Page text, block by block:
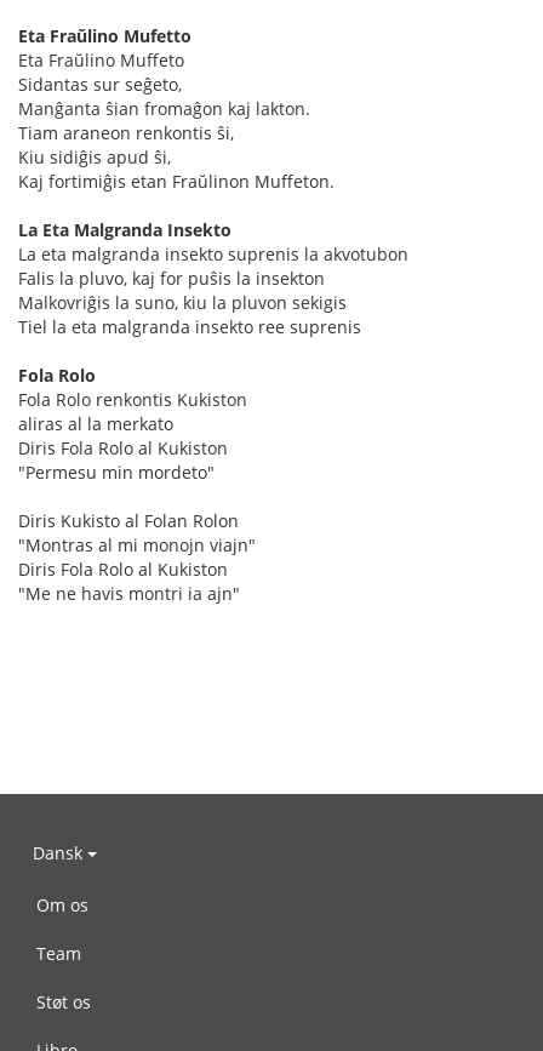
Eta Fraŭlino Mufetto
Eta Fraŭlino Muffeto
Sidantas sur seĝeto,
Manĝanta ŝian fromaĝon kaj lakton.
Tiam araneon renkontis ŝi,
Kiu sidiĝis apud ŝi,
Kaj fortimiĝis etan Fraŭlinon Muffeton.
La Eta Malgranda Insekto
La eta malgranda insekto suprenis la akvotubon
Falis la pluvo, kaj for puŝis la insekton
Malkovriĝis la suno, kiu la pluvon sekigis
Tiel la eta malgranda insekto ree suprenis
Fola Rolo
Fola Rolo renkontis Kukiston
aliras al la merkato
Diris Fola Rolo al Kukiston
"Permesu min mordeto"
Diris Kukisto al Folan Rolon
"Montras al mi monojn viajn"
Diris Fola Rolo al Kukiston
"Me ne havis montri ia ajn"
Dansk
Om os
Team
Støt os